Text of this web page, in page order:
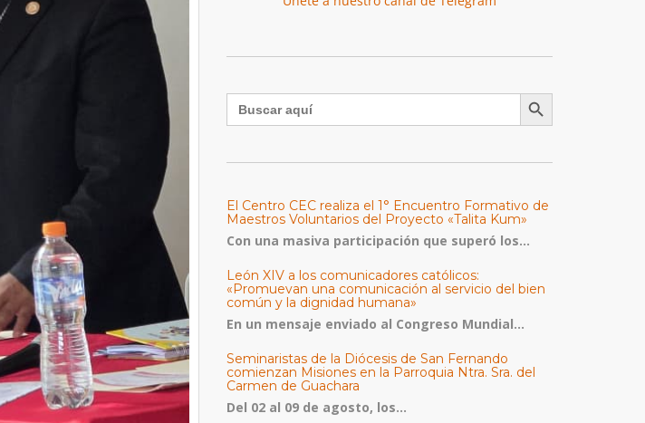
Buscar: Botón de búsqueda
El Centro CEC realiza el 1° Encuentro Formativo de
Maestros Voluntarios del Proyecto «Talita Kum»
Con una masiva participación que superó los...
León XIV a los comunicadores católicos:
«Promuevan una comunicación al servicio del bien
común y la dignidad humana»
En un mensaje enviado al Congreso Mundial...
Seminaristas de la Diócesis de San Fernando
comienzan Misiones en la Parroquia Ntra. Sra. del
Carmen de Guachara
Del 02 al 09 de agosto, los...